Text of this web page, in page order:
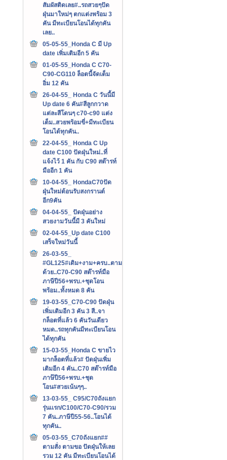
สัมผัสติดเลย#..รถสวยๆปัด
ฝุ่นมาใหม่ๆ ตกแต่งพร้อม 3
คัน มีทะเบียนโอนได้ทุกคัน
เลย..
05-05-55_Honda C มี Up
date เพิ่มเติมอีก 5 คัน
01-05-55_Honda C C70-
C90-CG110 ล็อตนี้จัดเต็ม
อิ่ม 12 คัน
26-04-55_ Honda C วันนี้มี
Up date 6 คัน#สีลูกกวาด
แต่ละสีโดนๆ c70-c90 แต่ง
เต็ม..สวยพร้อมขี่+มีทะเบียน
โอนได้ทุกคัน..
22-04-55_ Honda C Up
date C100 ปัดฝุ่นใหม่..ที่
แจ้งไว้ 1 คัน กับ C90 สต๊ารท์
มืออีก 1 คัน
10-04-55_ HondaC70ปัด
ฝุ่นใหม่ต้อนรับสงกรานต์
อีก9คัน
04-04-55_ ปัดฝุ่นอย่าง
สวยงามวันนี้มี 3 คันใหม่
02-04-55_Up date C100
เสร็จใหม่วันนี้
26-03-55_
#GL125#เดิม+งาม+ครบ..ตาม
ด้วย..C70-C90 สต๊ารท์มือ
ภาษีปี56+พรบ.+ชุดโอน
พร้อม..ทั้งหมด 8 คัน
19-03-55_C70-C90 ปัดฝุ่น
เพิ่มเติมอีก 3 คัน 3 สี..จา
กล็อตที่แล้ว 6 คันวันเดียว
หมด..รถทุกคันมีทะเบียนโอน
ได้ทุกคัน
15-03-55_Honda C ขายไว
มากล็อตที่แล้ว# ปัดฝุ่นเพิ่ม
เติมอีก 4 คัน..C70 สต๊ารท์มือ
ภาษ๊ปี56+พรบ.+ชุด
โอน#สวยเน้นๆๆ..
13-03-55_ C95/C70ถังแยก
รุ่นเเรก/C100/C70-C90/รวม
7 คัน..ภาษีปี55-56..โอนได้
ทุกคัน..
05-03-55_C70ถังแยก##
ตามสั่ง ตามขอ ปัดฝุ่นให้เลย
รวม 12 คัน มีทะเบียนโอนได้